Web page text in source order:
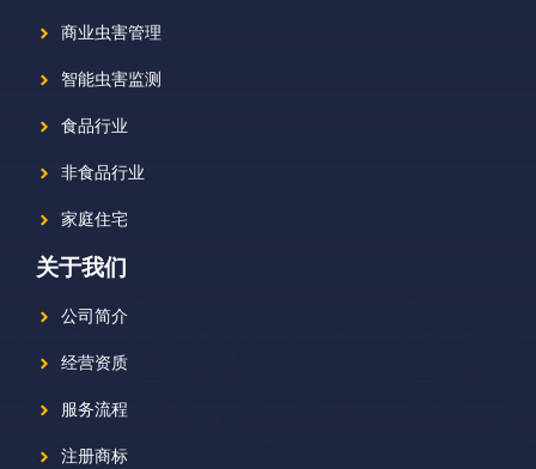
商业虫害管理
智能虫害监测
食品行业
非食品行业
家庭住宅
关于我们
公司简介
经营资质
服务流程
注册商标